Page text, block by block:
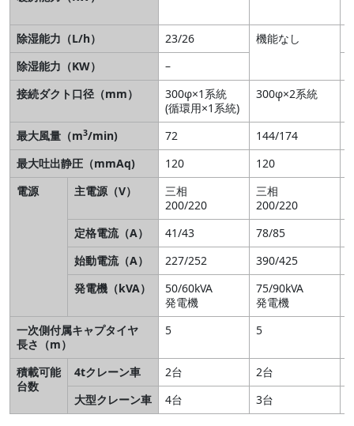
除湿能力（L/h）
23/26 機能なし
除湿能力（KW）
–
接続ダクト口径（mm）
300φ×1系統
(循環用×1系統)
300φ×2系統
最大風量（m3/min) 72 144/174
最大吐出静圧（mmAq)
120 120
電源
主電源（V）
三相
200/220
三相
200/220
定格電流（A）
41/43 78/85
始動電流（A）
227/252 390/425
発電機（kVA）
50/60kVA
発電機
75/90kVA
発電機
一次側付属キャプタイヤ
長さ（m）
5 5
積載可能
台数
4tクレーン車 2台 2台
大型クレーン車
4台 3台